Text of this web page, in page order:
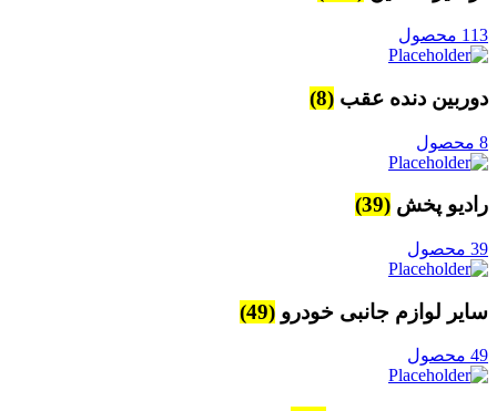
113 محصول
دوربین دنده عقب (8)
8 محصول
رادیو پخش (39)
39 محصول
سایر لوازم جانبی خودرو (49)
49 محصول